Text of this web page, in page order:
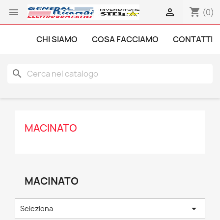
 shopping_cart (0)

CHI SIAMO COSA FACCIAMO CONTATTI
search
MACINATO
MACINATO
Seleziona 